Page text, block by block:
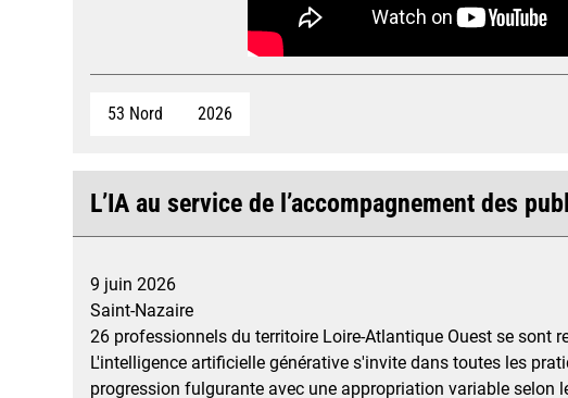
53 Nord 2026
L’IA au service de l’accompagnement des
9 juin 2026
Saint-Nazaire
26 professionnels du territoire Loire-Atlantique Ouest se sont
L'intelligence artificielle générative s'invite dans toutes les
progression fulgurante avec une appropriation variable selon